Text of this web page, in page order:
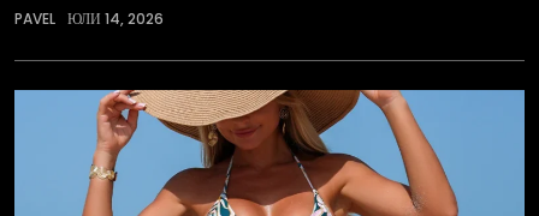
PAVEL ЮЛИ 14, 2026